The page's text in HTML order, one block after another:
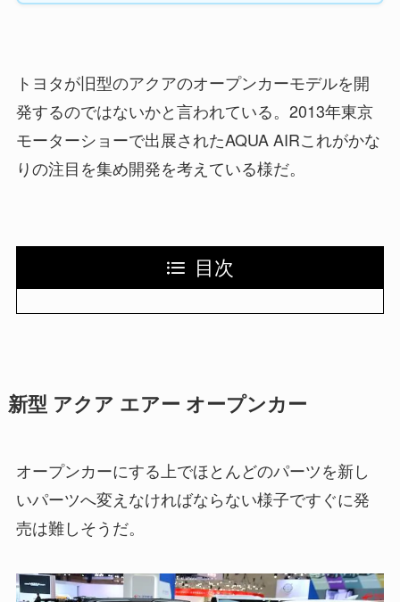
トヨタが旧型のアクアのオープンカーモデルを開
発するのではないかと言われている。2013年東京
モーターショーで出展されたAQUA AIRこれがかな
りの注目を集め開発を考えている様だ。
目次
新型 アクア エアー オープンカー
オープンカーにする上でほとんどのパーツを新し
いパーツへ変えなければならない様子ですぐに発
売は難しそうだ。